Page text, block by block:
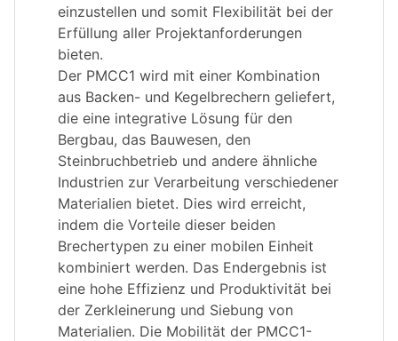
einzustellen und somit Flexibilität bei der
Erfüllung aller Projektanforderungen
bieten.
Der PMCC1 wird mit einer Kombination
aus Backen- und Kegelbrechern geliefert,
die eine integrative Lösung für den
Bergbau, das Bauwesen, den
Steinbruchbetrieb und andere ähnliche
Industrien zur Verarbeitung verschiedener
Materialien bietet. Dies wird erreicht,
indem die Vorteile dieser beiden
Brechertypen zu einer mobilen Einheit
kombiniert werden. Das Endergebnis ist
eine hohe Effizienz und Produktivität bei
der Zerkleinerung und Siebung von
Materialien. Die Mobilität der PMCC1-